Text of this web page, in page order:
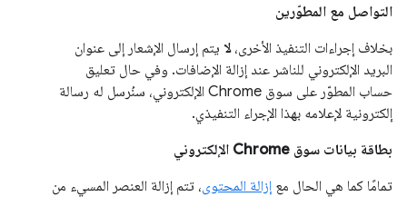
التواصل مع المطوّرين
بخلاف إجراءات التنفيذ الأخرى،لا يتم إرسال الإشعار إلى عنوان
البريد الإلكتروني للناشر عند إزالة الإضافات. وفي حال تعليق
حساب المطوّر على سوق Chrome الإلكتروني، سنُرسل له رسالة
إلكترونية لإعلامه بهذا الإجراء التنفيذي.
بطاقة بيانات سوق Chrome الإلكتروني
تمامًا كما هي الحال مع إزالة المحتوى، تتم إزالة العنصر المسيء من